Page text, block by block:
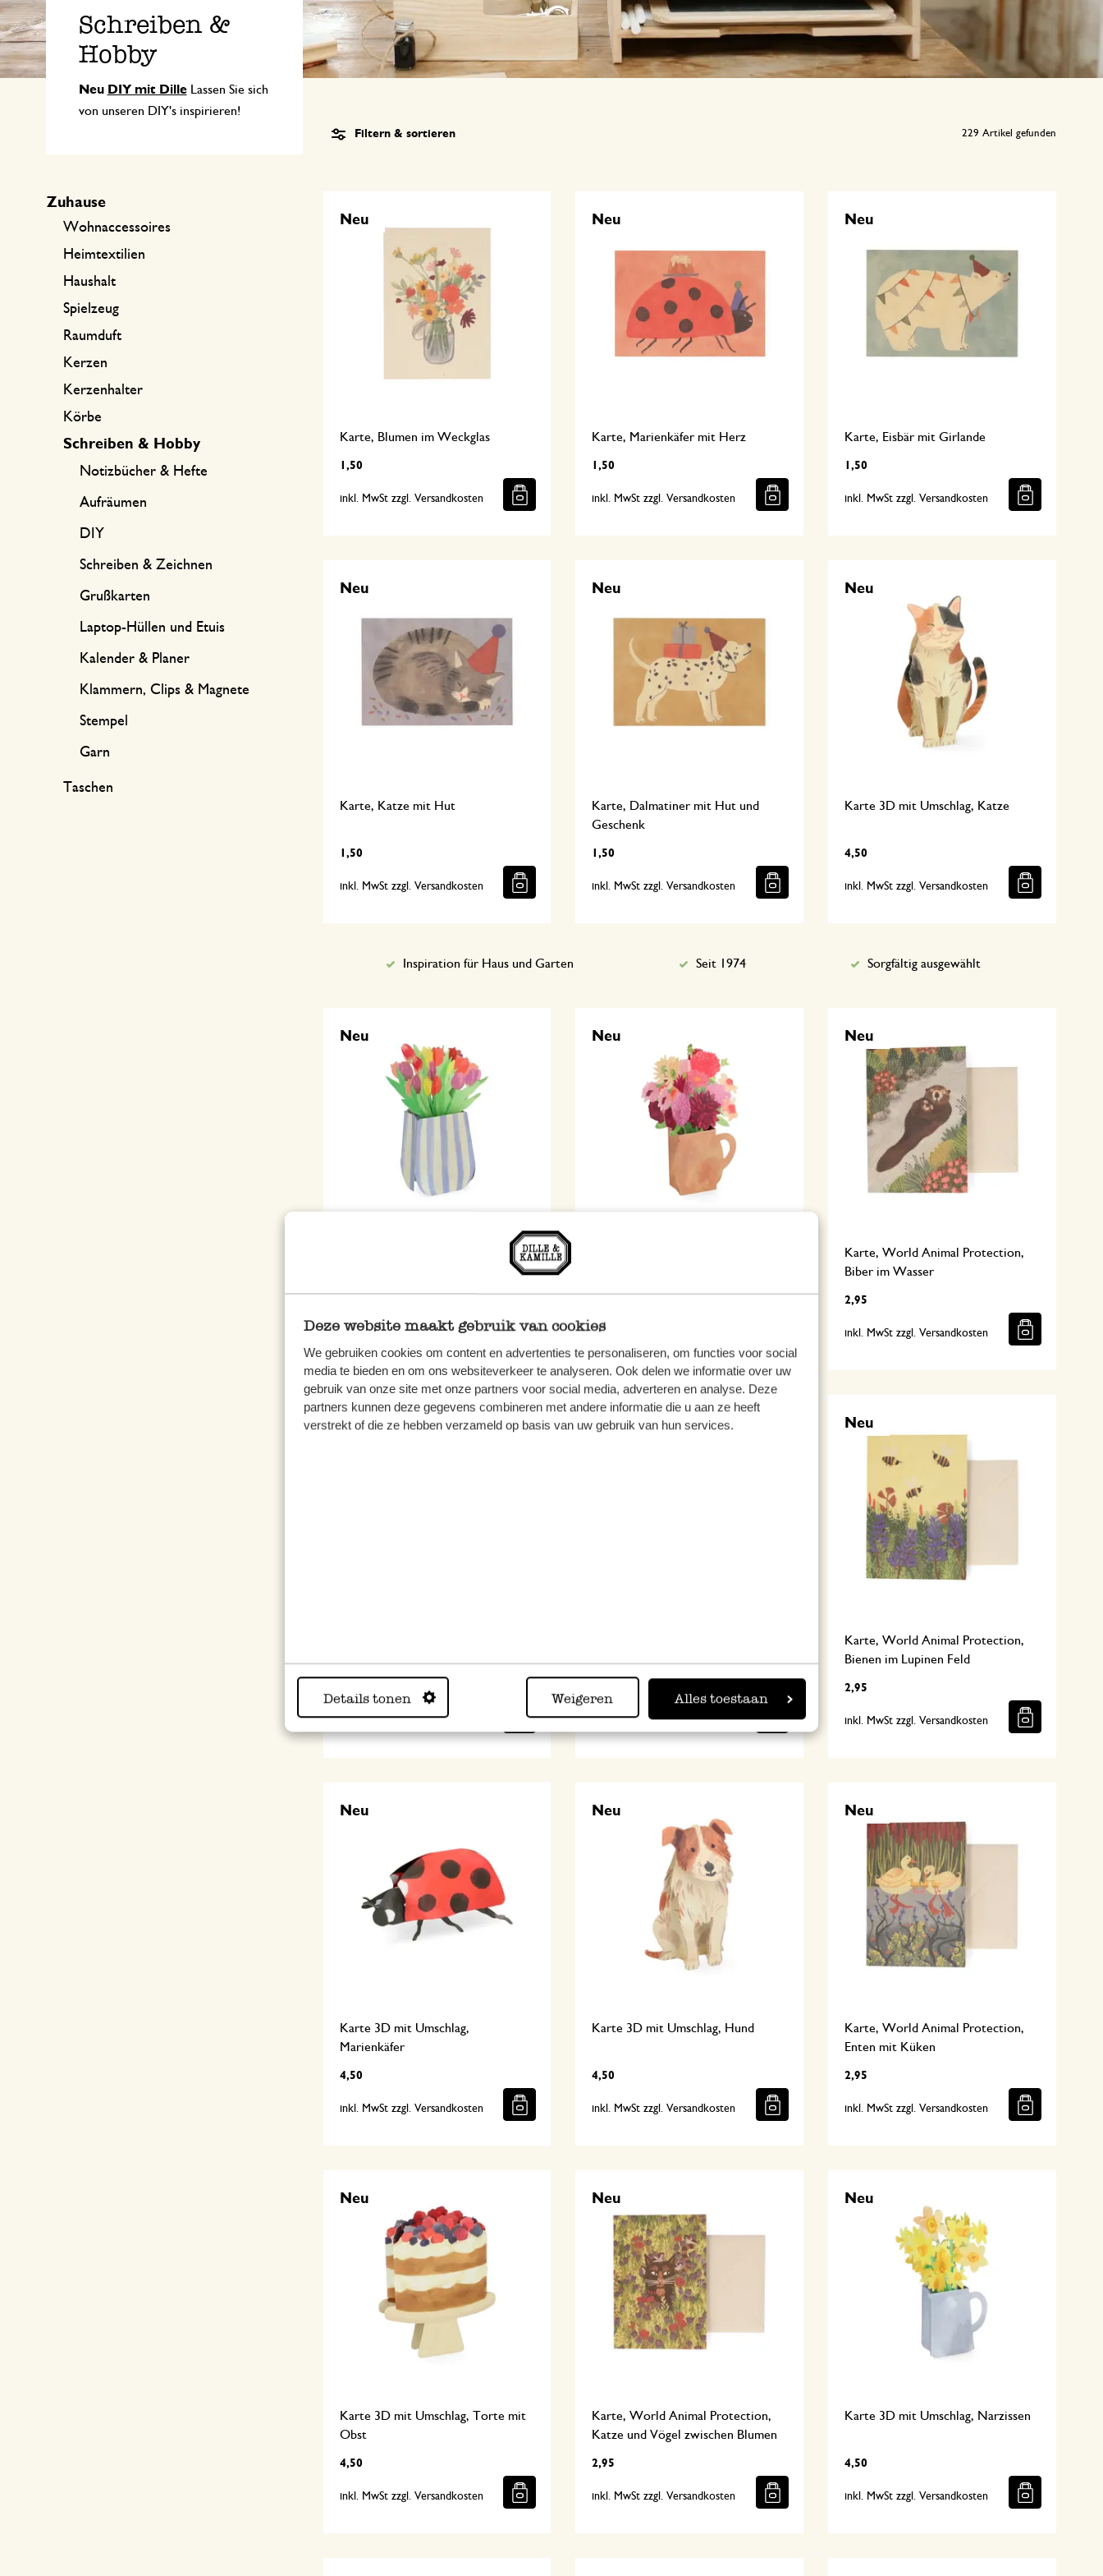
Deze website maakt gebruik van cookies
We gebruiken cookies om content en advertenties te personaliseren, om functies voor social
media te bieden en om ons websiteverkeer te analyseren. Ook delen we informatie over uw
gebruik van onze site met onze partners voor social media, adverteren en analyse. Deze
partners kunnen deze gegevens combineren met andere informatie die u aan ze heeft
verstrekt of die ze hebben verzameld op basis van uw gebruik van hun services.
Details tonen Weigeren Alles toestaan
Tischwäsche
Tee-Zubehör
Kaffee-Zubehör
Kerzenhalter
Schreiben & Hobby
Schreiben &
Hobby
Neu DIY mit Dille
Lassen Sie sich
von unseren DIY's inspirieren!
Zuhause
Wohnaccessoires
Heimtextilien
Haushalt
Spielzeug
Raumduft
Kerzen
Kerzenhalter
Körbe
Schreiben & Hobby
Notizbücher & Hefte
Aufräumen
DIY
Schreiben & Zeichnen
Grußkarten
Laptop-Hüllen und Etuis
Kalender & Planer
Klammern, Clips & Magnete
Stempel
Garn
Taschen
Filtern & sortieren 229 Artikel gefunden
Neu
Karte, Blumen im Weckglas
1,50
inkl. MwSt zzgl. Versandkosten
Neu
Karte, Marienkäfer mit Herz
1,50
inkl. MwSt zzgl. Versandkosten
Neu
Karte, Eisbär mit Girlande
1,50
inkl. MwSt zzgl. Versandkosten
Neu
Karte, Katze mit Hut
1,50
inkl. MwSt zzgl. Versandkosten
Neu
Karte, Dalmatiner mit Hut und
Geschenk
1,50
inkl. MwSt zzgl. Versandkosten
Neu
Karte 3D mit Umschlag, Katze
4,50
inkl. MwSt zzgl. Versandkosten
Neu
inkl. MwSt zzgl. Versandkosten
Neu
inkl. MwSt zzgl. Versandkosten
Neu
Karte, World Animal Protection,
Biber im Wasser
2,95
inkl. MwSt zzgl. Versandkosten
Neu
inkl. MwSt zzgl. Versandkosten
Neu
inkl. MwSt zzgl. Versandkosten
Neu
Karte, World Animal Protection,
Bienen im Lupinen Feld
2,95
inkl. MwSt zzgl. Versandkosten
Neu
Karte 3D mit Umschlag,
Marienkäfer
4,50
inkl. MwSt zzgl. Versandkosten
Neu
Karte 3D mit Umschlag, Hund
4,50
inkl. MwSt zzgl. Versandkosten
Neu
Karte, World Animal Protection,
Enten mit Küken
2,95
inkl. MwSt zzgl. Versandkosten
Neu
Karte 3D mit Umschlag, Torte mit
Obst
4,50
inkl. MwSt zzgl. Versandkosten
Neu
Karte, World Animal Protection,
Katze und Vögel zwischen Blumen
2,95
inkl. MwSt zzgl. Versandkosten
Neu
Karte 3D mit Umschlag, Narzissen
4,50
inkl. MwSt zzgl. Versandkosten
Inspiration für Haus und Garten Seit 1974 Sorgfältig ausgewählt